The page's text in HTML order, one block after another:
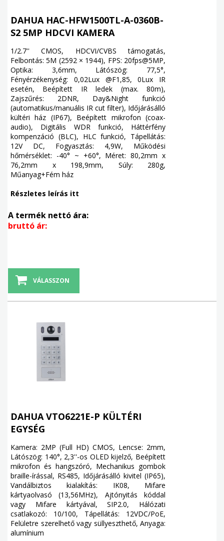
DAHUA HAC-HFW1500TL-A-0360B-
S2 5MP HDCVI KAMERA
1/2.7'' CMOS, HDCVI/CVBS támogatás,
Felbontás: 5M (2592 × 1944), FPS: 20fps@5MP,
Optika: 3,6mm, Látószög: 77,5°,
Fényérzékenység: 0,02Lux @F1,85, 0Lux IR
esetén, Beépített IR ledek (max. 80m),
Zajszűrés: 2DNR, Day&Night funkció
(automatikus/manuális IR cut filter), Időjárásálló
kültéri ház (IP67), Beépített mikrofon (coax-
audio), Digitális WDR funkció, Háttérfény
kompenzáció (BLC), HLC funkció, Tápellátás:
12V DC, Fogyasztás: 4,9W, Működési
hőmérséklet: -40° ~ +60°, Méret: 80,2mm x
76,2mm x 198,9mm, Súly: 280g,
Műanyag+Fém ház
Részletes leírás itt
A termék nettó ára:
bruttó ár:
VÁLASSZON
DAHUA VTO6221E-P KÜLTÉRI
EGYSÉG
Kamera: 2MP (Full HD) CMOS, Lencse: 2mm,
Látószög: 140°, 2,3''-os OLED kijelző, Beépített
mikrofon és hangszóró, Mechanikus gombok
braille-írással, RS485, Időjárásálló kivitel (IP65),
Vandálbiztos kialakítás: IK08, Mifare
kártyaolvasó (13,56MHz), Ajtónyitás kóddal
vagy Mifare kártyával, SIP2.0, Hálózati
csatlakozó: 10/100, Tápellátás: 12VDC/PoE,
Felületre szerelhető vagy süllyeszthető, Anyaga:
alumínium